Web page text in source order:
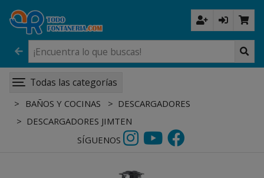
Todas las categorías
BAÑOS Y COCINAS
DESCARGADORES
DESCARGADORES JIMTEN
SÍGUENOS